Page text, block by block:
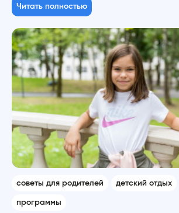
Читать полностью
советы для родителей детский отдых
программы